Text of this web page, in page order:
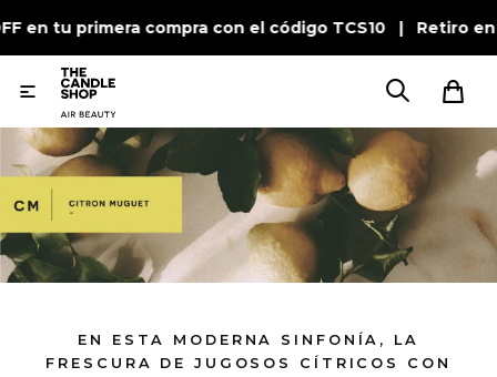
en tu primera compra con el código TCS10 | Retiro

EN ESTA MODERNA SINFONÍA, LA
FRESCURA DE JUGOSOS CÍTRICOS CON